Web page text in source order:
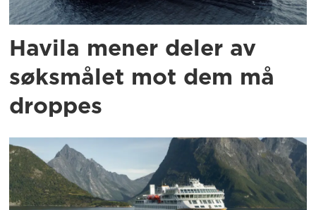
Havila mener deler av
søksmålet mot dem må
droppes